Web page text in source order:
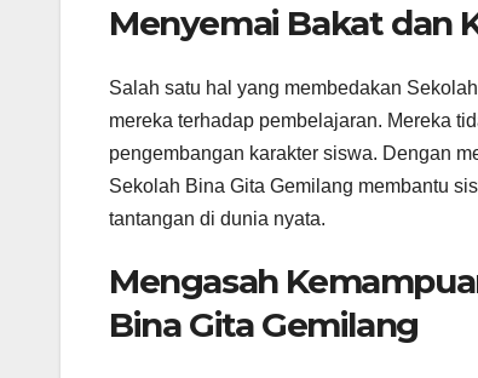
Menyemai Bakat dan
Salah satu hal yang membedakan
mereka terhadap pembelajaran. Mereka
pengembangan karakter siswa. Dengan
Sekolah Bina Gita Gemilang membantu
tantangan di dunia nyata.
Mengasah
Bina Gita Gemilang